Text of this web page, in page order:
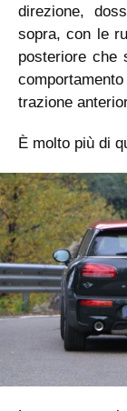
direzione,
sopra, con le
posteriore che
trazione
È molto più di